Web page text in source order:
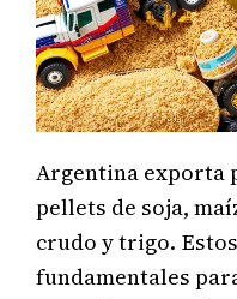
Argentina exporta
pellets de soja,
crudo y trigo.
fundamentales